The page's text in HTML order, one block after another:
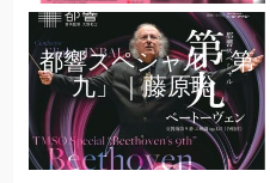
都響スペシャル「第
九」｜藤原聡